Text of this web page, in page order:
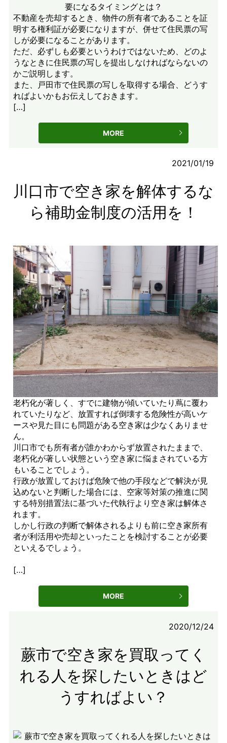
不動産を売却するとき、物件の所有者であることを証
明する権利証が必要になりますが、併せて住民票の写
しが必要になることがあります。
ただ、必ずしも必要というわけではないため、どのよ
うなときに住民票の写しを提出しなければならないの
かご説明します。
また、戸田市で住民票の写しを取得する場合、どうす
ればよいかもお伝えしておきます。
[…]
MORE
2021/01/19
川口市で空き家を解体するな
ら補助金制度の活用を！
老朽化が著しく、すでに建物が傾いていたり蔦に覆わ
れていたりなど、放置すれば倒壊する危険性が高いケ
ースや見た目にも問題がある空き家は少なくありませ
ん。
川口市でも所有者が誰かわからず放置されたままで、
老朽化が著しい状態という空き家に悩まされている方
もいることでしょう。
行政が放置しておけば危険で他の手段などで解決が見
込めないと判断した場合には、空家等対策の推進に関
する特別措置法に基づいた代執行より空き家は解体さ
れます。
しかし行政の判断で解体されるよりも前に空き家所有
者が利活用や売却といったことを検討することが必要
といえるでしょう。
[…]
MORE
2020/12/24
蕨市で空き家を買取ってく
れる人を探したいときはど
うすればよい？